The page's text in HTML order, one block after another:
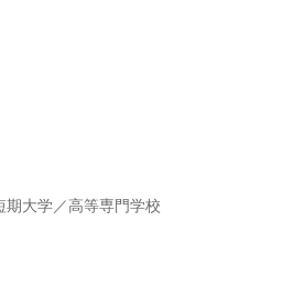
期大学／高等専門学校